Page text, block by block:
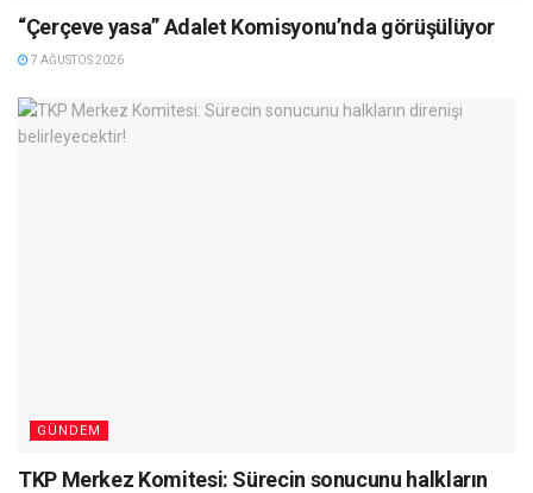
“Çerçeve yasa” Adalet Komisyonu’nda görüşülüyor
7 AĞUSTOS 2026
GÜNDEM
TKP Merkez Komitesi: Sürecin sonucunu halkların